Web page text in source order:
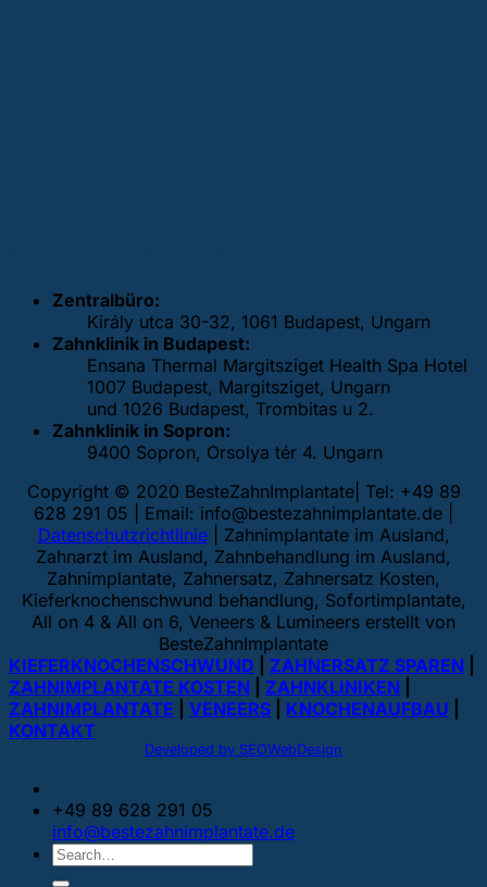
Zentralbüro:
Király utca 30-32, 1061 Budapest, Ungarn
Zahnklinik in Budapest:
Ensana Thermal Margitsziget Health Spa Hotel
1007 Budapest, Margitsziget, Ungarn
und 1026 Budapest, Trombitas u 2.
Zahnklinik in Sopron:
9400 Sopron, Orsolya tér 4. Ungarn
Copyright © 2020 BesteZahnImplantate| Tel: +49 89
628 291 05 | Email: info@bestezahnimplantate.de
Datenschutzrichtlinie| Zahnimplantate im Ausland,
Zahnarzt im Ausland, Zahnbehandlung im Ausland,
Zahnimplantate, Zahnersatz, Zahnersatz Kosten,
Kieferknochenschwund behandlung, Sofortimplantate,
All on 4 & All on 6, Veneers & Lumineers erstellt von
BesteZahnImplantate
KIEFERKNOCHENSCHWUND
ZAHNERSATZ SPAREN
ZAHNIMPLANTATE KOSTEN
ZAHNKLINIKEN
ZAHNIMPLANTATE
VENEERS KNOCHENAUFBAU
KONTAKT
Developed by SEOWebDesign
+49 89 628 291 05
info@bestezahnimplantate.de